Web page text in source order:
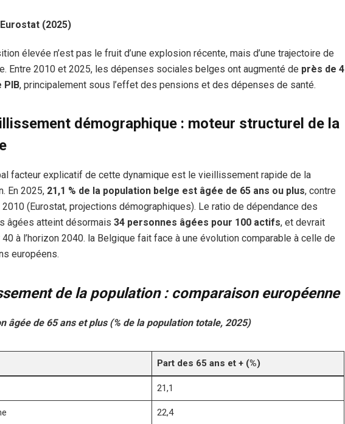
(2025)
élevée n’est pas le fruit d’une explosion récente, mais d’une trajectoire de
Entre 2010 et 2025, les dépenses sociales belges ont augmenté de près de 4
PIB, principalement sous l’effet des pensions et des dépenses de santé.
démographique : moteur structurel de la
facteur explicatif de cette dynamique est le vieillissement rapide de la
En 2025, 21,1 % de la population belge est âgée de 65 ans ou plus, contre
2010 (Eurostat, projections démographiques). Le ratio de dépendance des
âgées atteint désormais 34 personnes âgées pour 100 actifs, et devrait
à l’horizon 2040. la Belgique fait face à une évolution comparable à celle de
européens.
de la population : comparaison européenne
âgée de 65 ans et plus (% de la population totale, 2025)
Part des 65 ans et + (%)
21,1
22,4